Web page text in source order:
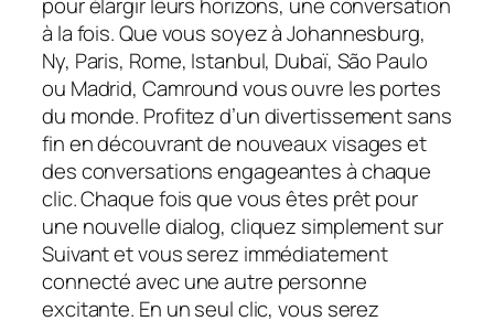
pour élargir leurs horizons, une conversation
à la fois. Que vous soyez à Johannesburg,
Ny, Paris, Rome, Istanbul, Dubaï, São Paulo
ou Madrid, Camround vous ouvre les portes
du monde. Profitez d’un divertissement sans
fin en découvrant de nouveaux visages et
des conversations engageantes à chaque
clic. Chaque fois que vous êtes prêt pour
une nouvelle dialog, cliquez simplement sur
Suivant et vous serez immédiatement
connecté avec une autre personne
excitante. En un seul clic, vous serez